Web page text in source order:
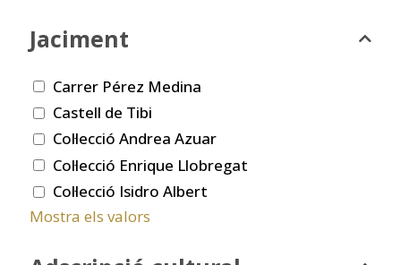
Jaciment
Carrer Pérez Medina
Castell de Tibi
Col·lecció Andrea Azuar
Col·lecció Enrique Llobregat
Col·lecció Isidro Albert
Mostra els valors